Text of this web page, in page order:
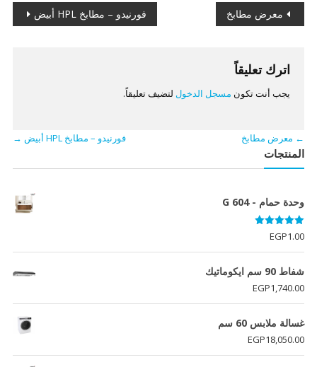
تصفّح
معرض مطابخ فورنيدو – مطابخ HPL أبيض
اترك تعليقاً
يجب أنت تكون مسجل الدخول لتضيف تعليقاً.
← معرض مطابخ فورنيدو – مطابخ HPL أبيض →
المنتجات
وحدة حمام - G 604
تم التقييم
5.00
من 5
EGP1.00
شفاط 90 سم ايكوماتيك
EGP1,740.00
غسالة ملابس 60 سم
EGP18,050.00